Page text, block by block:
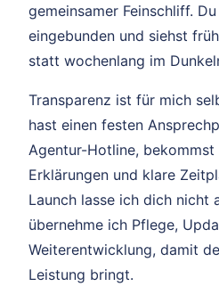
gemeinsamer Feinschliff.
eingebunden und siehst
statt wochenlang im
Transparenz ist für mich
hast einen festen
Agentur-Hotline,
Erklärungen und klare
Launch lasse ich dich nicht
übernehme ich Pflege,
Weiterentwicklung, damit
Leistung bringt.